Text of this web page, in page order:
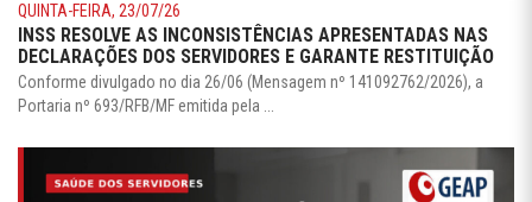
QUINTA-FEIRA, 23/07/26
INSS RESOLVE AS INCONSISTÊNCIAS APRESENTADAS NAS
DECLARAÇÕES DOS SERVIDORES E GARANTE RESTITUIÇÃO
Conforme divulgado no dia 26/06 (Mensagem nº 141092762/2026), a
Portaria nº 693/RFB/MF emitida pela ...